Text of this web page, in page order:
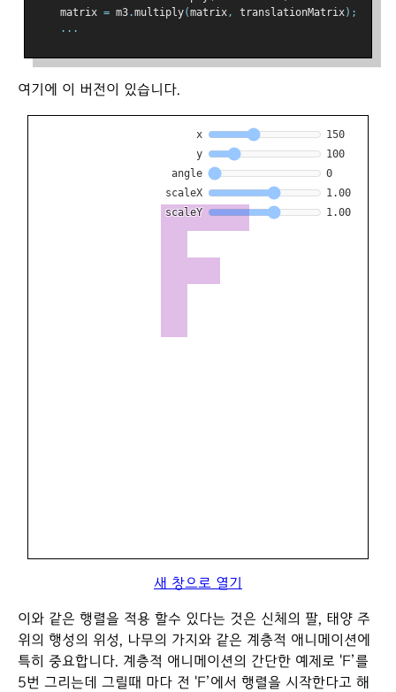
    matrix
= m3.multiply(matrix, translationMatrix);
...
여기에 이 버전이 있습니다.
새 창으로 열기
이와 같은 행렬을 적용 할수 있다는 것은 신체의 팔, 태양 주
위의 행성의 위성, 나무의 가지와 같은 계층적 애니메이션에
특히 중요합니다. 계층적 애니메이션의 간단한 예제로 'F’를
5번 그리는데 그릴때 마다 전 'F’에서 행렬을 시작한다고 해